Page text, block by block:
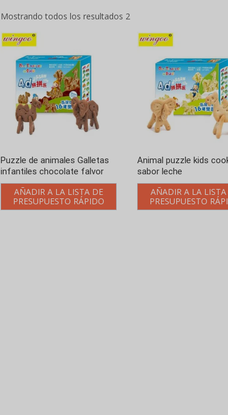
Mostrando todos los resultados 2
Puzzle de animales Galletas
infantiles chocolate falvor
AÑADIR A LA LISTA DE
PRESUPUESTO RÁPIDO
Animal puzzle kids
sabor leche
AÑADIR A LA
PRESUPUESTO